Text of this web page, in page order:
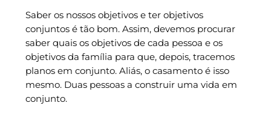
Saber os nossos objetivos e ter objetivos
conjuntos é tão bom. Assim, devemos procurar
saber quais os objetivos de cada pessoa e os
objetivos da família para que, depois, tracemos
planos em conjunto. Aliás, o casamento é isso
mesmo. Duas pessoas a construir uma vida em
conjunto.